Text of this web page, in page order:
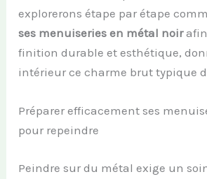
explorerons étape par étape
ses menuiseries en métal noirafin
finition durable et esthétique,
intérieur ce charme brut typique
Préparer efficacement ses
pour repeindre
Peindre sur du métal exige un